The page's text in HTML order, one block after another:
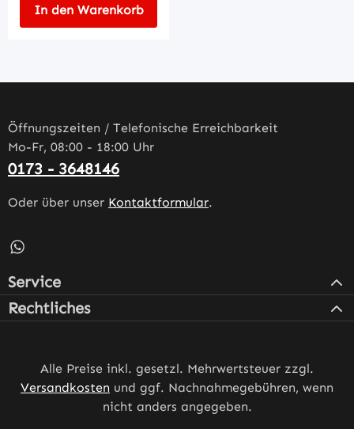
In den Warenkorb
Öffnungszeiten / Telefonische Erreichbarkeit
Mo-Fr, 08:00 - 18:00 Uhr
0173 - 3648146
Oder über unser Kontaktformular.
Schreib uns auf WhatsApp – öffnet in neuem Tab
Service
Rechtliches
Alle Preise inkl. gesetzl. Mehrwertsteuer zzgl.
Versandkosten und ggf. Nachnahmegebühren, wenn
nicht anders angegeben.